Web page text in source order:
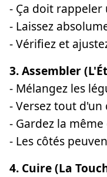
- Ça doit rappeler
- Laissez
- Vérifiez et
3. Assembler
- Mélangez les
- Versez tout
- Gardez la
- Les côtés
4. Cuire (La